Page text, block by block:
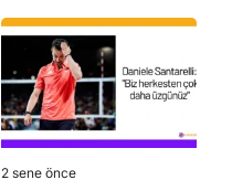
açık”
2 sene önce